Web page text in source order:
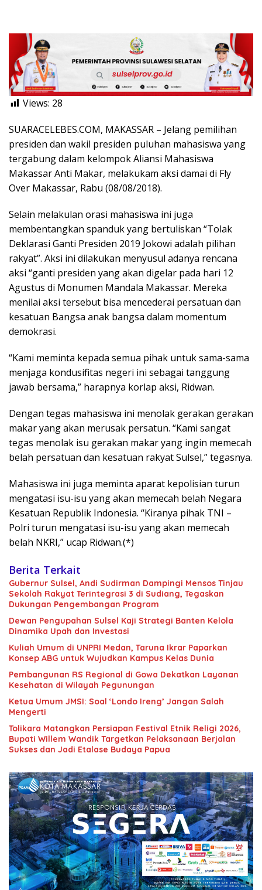
Views: 28
SUARACELEBES.COM, MAKASSAR – Jelang pemilihan
presiden dan wakil presiden puluhan mahasiswa yang
tergabung dalam kelompok Aliansi Mahasiswa
Makassar Anti Makar, melakukam aksi damai di Fly
Over Makassar, Rabu (08/08/2018).
Selain melakulan orasi mahasiswa ini juga
membentangkan spanduk yang bertuliskan “Tolak
Deklarasi Ganti Presiden 2019 Jokowi adalah pilihan
rakyat”. Aksi ini dilakukan menyusul adanya rencana
aksi “ganti presiden yang akan digelar pada hari 12
Agustus di Monumen Mandala Makassar. Mereka
menilai aksi tersebut bisa mencederai persatuan dan
kesatuan Bangsa anak bangsa dalam momentum
demokrasi.
“Kami meminta kepada semua pihak untuk sama-sama
menjaga kondusifitas negeri ini sebagai tanggung
jawab bersama,” harapnya korlap aksi, Ridwan.
Dengan tegas mahasiswa ini menolak gerakan gerakan
makar yang akan merusak persatun. “Kami sangat
tegas menolak isu gerakan makar yang ingin memecah
belah persatuan dan kesatuan rakyat Sulsel,” tegasnya.
Mahasiswa ini juga meminta aparat kepolisian turun
mengatasi isu-isu yang akan memecah belah Negara
Kesatuan Republik Indonesia. “Kiranya pihak TNI –
Polri turun mengatasi isu-isu yang akan memecah
belah NKRI,” ucap Ridwan.(*)
Berita Terkait
Gubernur Sulsel, Andi Sudirman Dampingi Mensos Tinjau
Sekolah Rakyat Terintegrasi 3 di Sudiang, Tegaskan
Dukungan Pengembangan Program
Dewan Pengupahan Sulsel Kaji Strategi Banten Kelola
Dinamika Upah dan Investasi
Kuliah Umum di UNPRI Medan, Taruna Ikrar Paparkan
Konsep ABG untuk Wujudkan Kampus Kelas Dunia
Pembangunan RS Regional di Gowa Dekatkan Layanan
Kesehatan di Wilayah Pegunungan
Ketua Umum JMSI: Soal ‘Londo Ireng’ Jangan Salah
Mengerti
Tolikara Matangkan Persiapan Festival Etnik Religi 2026,
Bupati Willem Wandik Targetkan Pelaksanaan Berjalan
Sukses dan Jadi Etalase Budaya Papua